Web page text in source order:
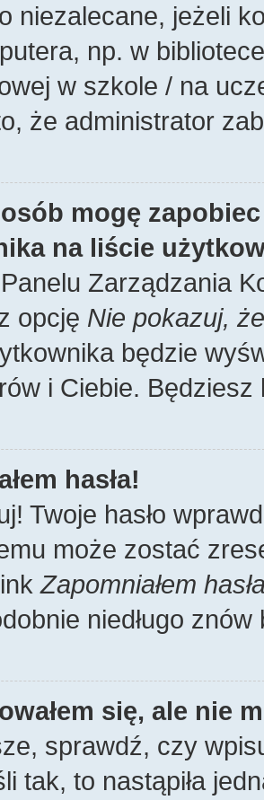
niezalecane, jeżeli
np. w
w szkole / na
że administrator
mogę
na liście
Zarządzania
opcję Nie pokazuj,
będzie
i Ciebie.
hasła!
Twoje hasło
może zostać
Zapomniałem
niedługo
się, ale nie
sprawdź, czy
tak, to nastąpiła